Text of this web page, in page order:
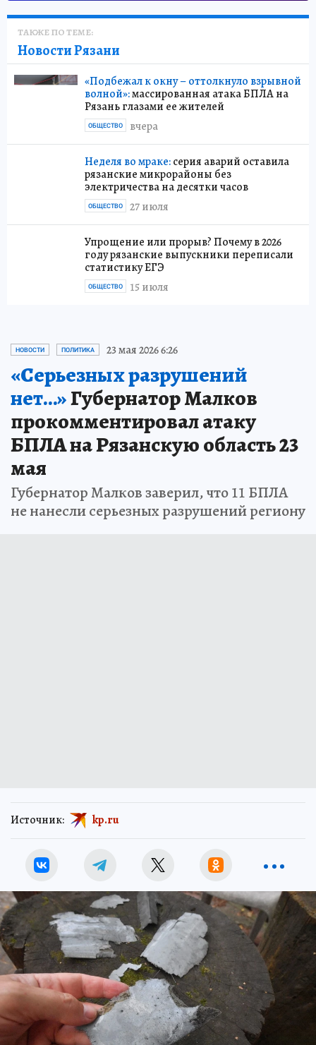
ТАКЖЕ ПО ТЕМЕ:
Новости Рязани
«Подбежал к окну – оттолкнуло взрывной
волной»:массированная атака БПЛА на
Рязань глазами ее жителей
вчера
ОБЩЕСТВО
Неделя во мраке:серия аварий оставила
рязанские микрорайоны без
электричества на десятки часов
27 июля
ОБЩЕСТВО
Упрощение или прорыв? Почему в 2026
году рязанские выпускники переписали
статистику ЕГЭ
15 июля
ОБЩЕСТВО
НОВОСТИ ПОЛИТИКА 23 мая 2026 6:26
«Серьезных разрушений
нет…»Губернатор Малков
прокомментировал атаку
БПЛА на Рязанскую область 23
мая
Губернатор Малков заверил, что 11 БПЛА
не нанесли серьезных разрушений региону
Источник: kp.ru